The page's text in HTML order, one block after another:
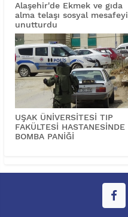
Alaşehir'de Ekmek ve gıda
alma telaşı sosyal mesafeyi
unutturdu
UŞAK ÜNİVERSİTESİ TIP
FAKÜLTESİ HASTANESİNDE
BOMBA PANİĞİ